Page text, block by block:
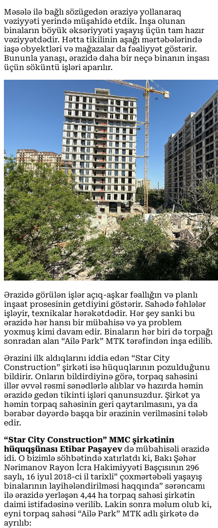
Məsələ ilə bağlı sözügedən əraziyə yollanaraq
vəziyyəti yerində müşahidə etdik. İnşa olunan
binaların böyük əksəriyyəti yaşayış üçün tam hazır
vəziyyətdədir. Hətta tikilinin aşağı mərtəbələrində
iaşə obyektləri və mağazalar da fəaliyyət göstərir.
Bununla yanaşı, ərazidə daha bir neçə binanın inşası
üçün söküntü işləri aparılır.
Ərazidə görülən işlər açıq-aşkar fəallığın və planlı
inşaat prosesinin getdiyini göstərir. Sahədə fəhlələr
işləyir, texnikalar hərəkətdədir. Hər şey sanki bu
ərazidə hər hansı bir mübahisə və ya problem
yoxmuş kimi davam edir. Binaların hər biri də torpağı
sonradan alan “Ailə Park” MTK tərəfindən inşa edilib.
Ərazini ilk aldıqlarını iddia edən “Star City
Construction” şirkəti isə hüquqlarının pozulduğunu
bildirir. Onların bildirdiyinə görə, torpaq sahəsini
illər əvvəl rəsmi sənədlərlə alıblar və hazırda həmin
ərazidə gedən tikinti işləri qanunsuzdur. Şirkət ya
həmin torpaq sahəsinin geri qaytarılmasını, ya da
bərabər dəyərdə başqa bir ərazinin verilməsini tələb
edir.
“Star City Construction” MMC şirkətinin
hüquqşünası Etibar Paşayevdə mübahisəli ərazidə
idi. O bizimlə söhbətində xatırlatdı ki, Bakı Şəhər
Nərimanov Rayon İcra Hakimiyyəti Başçısının 296
saylı, 16 iyul 2018-ci il tarixli” çoxmərtəbəli yaşayış
binalarının layihələndirilməsi haqqında” sərəncamı
ilə ərazidə yerləşən 4,44 ha torpaq sahəsi şirkətin
daimi istifadəsinə verilib. Lakin sonra məlum olub ki,
eyni torpaq sahəsi “Ailə Park” MTK adlı şirkətə də
ayrılıb: